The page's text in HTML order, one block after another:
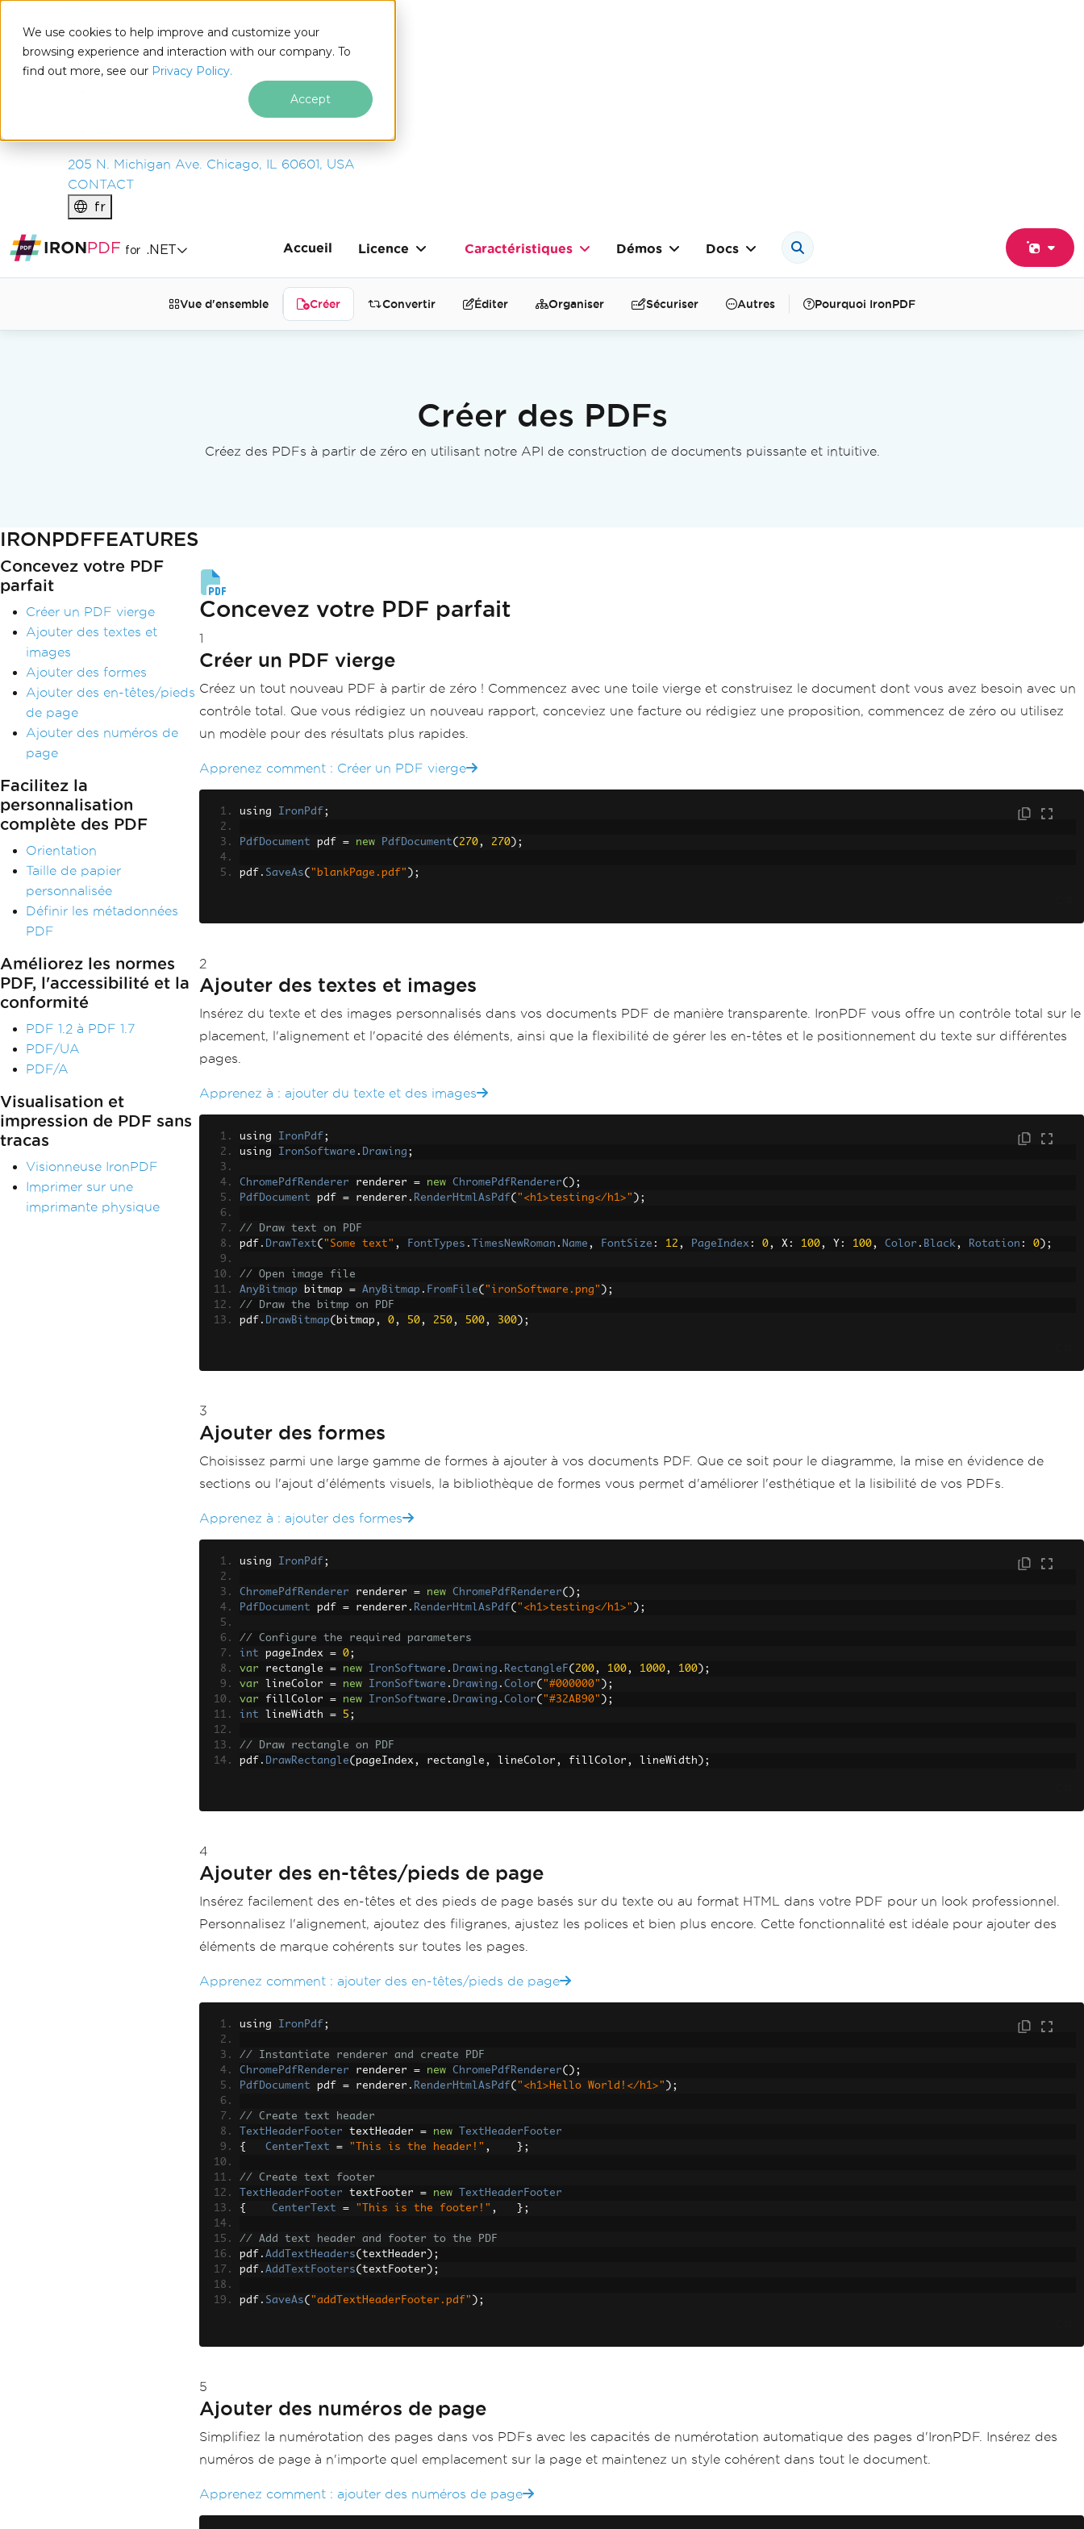
We use cookies to help improve and customize your
browsing experience and interaction with our company. To
find out more, see our Privacy Policy.
Accept
IRONSOFTWARE
PRODUITS
ENTREPRISE
205 N. Michigan Ave. Chicago, IL 60601, USA
CONTACT
fr
for .NET Accueil Licence Caractéristiques Démos Docs
Vue d'ensemble Créer Convertir Éditer Organiser Sécuriser Autres Pourquoi IronPDF
Créer des PDFs
Créez des PDFs à partir de zéro en utilisant notre API de construction de documents puissante et intuitive.
IRONPDFFEATURES
Concevez votre PDF
parfait
Créer un PDF vierge
Ajouter des textes et
images
Ajouter des formes
Ajouter des en-têtes/pieds
de page
Ajouter des numéros de
page
Facilitez la
personnalisation
complète des PDF
Orientation
Taille de papier
personnalisée
Définir les métadonnées
PDF
Améliorez les normes
PDF, l'accessibilité et la
conformité
PDF 1.2 à PDF 1.7
PDF/UA
PDF/A
Visualisation et
impression de PDF sans
tracas
Visionneuse IronPDF
Imprimer sur une
imprimante physique
Concevez votre PDF parfait
1
Créer un PDF vierge
Créez un tout nouveau PDF à partir de zéro ! Commencez avec une toile vierge et construisez le document dont vous avez besoin avec un
contrôle total. Que vous rédigiez un nouveau rapport, conceviez une facture ou rédigiez une proposition, commencez de zéro ou utilisez
un modèle pour des résultats plus rapides.
Apprenez comment : Créer un PDF vierge
using IronPdf ;
PdfDocument pdf = new PdfDocument( 270, 270 );
pdf . SaveAs( "blankPage.pdf" );
2
Ajouter des textes et images
Insérez du texte et des images personnalisés dans vos documents PDF de manière transparente. IronPDF vous offre un contrôle total sur le
placement, l'alignement et l'opacité des éléments, ainsi que la flexibilité de gérer les en-têtes et le positionnement du texte sur différentes
pages.
Apprenez à :ajouter du texte et des images
using IronPdf ;
using IronSoftware . Drawing ;
ChromePdfRenderer renderer = new ChromePdfRenderer();
PdfDocument pdf = renderer . RenderHtmlAsPdf( "<h1>testing</h1>" );
// Draw text on PDF
pdf . DrawText( "Some text" , FontTypes . TimesNewRoman . Name , FontSize : 12 , PageIndex : 0, X : 100, Y : 100, Color . Black, Rotation : 0 );
// Open image file
AnyBitmap bitmap = AnyBitmap . FromFile( "ironSoftware.png" );
// Draw the bitmp on PDF
pdf . DrawBitmap( bitmap , 0, 50, 250, 500, 300 );
3
Ajouter des formes
Choisissez parmi une large gamme de formes à ajouter à vos documents PDF. Que ce soit pour le diagramme, la mise en évidence de
sections ou l'ajout d'éléments visuels, la bibliothèque de formes vous permet d'améliorer l'esthétique et la lisibilité de vos PDFs.
Apprenez à :ajouter des formes
using IronPdf ;
ChromePdfRenderer renderer = new ChromePdfRenderer();
PdfDocument pdf = renderer . RenderHtmlAsPdf( "<h1>testing</h1>" );
// Configure the required parameters
int pageIndex = 0;
var rectangle = new IronSoftware . Drawing . RectangleF( 200, 100, 1000, 100 );
var lineColor = new IronSoftware . Drawing .Color( "#000000" );
var fillColor = new IronSoftware . Drawing .Color( "#32AB90" );
int lineWidth = 5 ;
// Draw rectangle on PDF
pdf . DrawRectangle(pageIndex, rectangle , lineColor , fillColor , lineWidth );
4
Ajouter des en-têtes/pieds de page
Insérez facilement des en-têtes et des pieds de page basés sur du texte ou au format HTML dans votre PDF pour un look professionnel.
Personnalisez l'alignement, ajoutez des filigranes, ajustez les polices et bien plus encore. Cette fonctionnalité est idéale pour ajouter des
éléments de marque cohérents sur toutes les pages.
Apprenez comment :ajouter des en-têtes/pieds de page
using IronPdf ;
// Instantiate renderer and create PDF
ChromePdfRenderer renderer = new ChromePdfRenderer();
PdfDocument pdf = renderer . RenderHtmlAsPdf( "<h1>Hello World!</h1>" );
// Create text header
TextHeaderFooter textHeader = new
TextHeaderFooter
{
CenterText = "This is the header!" , };
// Create text footer
TextHeaderFooter textFooter = new
TextHeaderFooter
{
CenterText = "This is the footer!" , };
// Add text header and footer to the PDF
pdf .AddTextHeaders(textHeader );
pdf .AddTextFooters(textFooter );
pdf . SaveAs( "addTextHeaderFooter.pdf" );
5
Ajouter des numéros de page
Simplifiez la numérotation des pages dans vos PDFs avec les capacités de numérotation automatique des pages d'IronPDF. Insérez des
numéros de page à n'importe quel emplacement sur la page et maintenez un style cohérent dans tout le document.
Apprenez comment :ajouter des numéros de page